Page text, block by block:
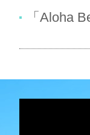
「Aloha